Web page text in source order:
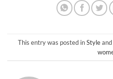
This entry was posted inStyleand